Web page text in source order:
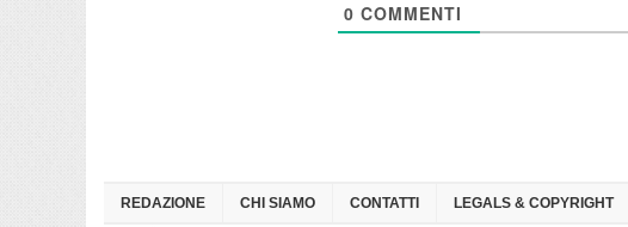
0 COMMENTI
REDAZIONE CHI SIAMO CONTATTI LEGALS & COPYRIGHT